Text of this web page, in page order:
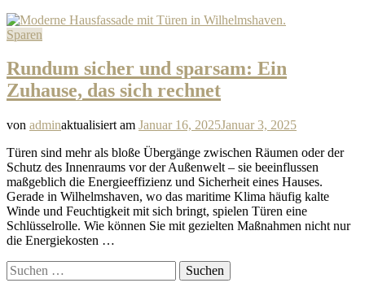
Sparen
Rundum sicher und sparsam: Ein
Zuhause, das sich rechnet
von adminaktualisiert am Januar 16, 2025Januar 3, 2025
Türen sind mehr als bloße Übergänge zwischen Räumen oder der
Schutz des Innenraums vor der Außenwelt – sie beeinflussen
maßgeblich die Energieeffizienz und Sicherheit eines Hauses.
Gerade in Wilhelmshaven, wo das maritime Klima häufig kalte
Winde und Feuchtigkeit mit sich bringt, spielen Türen eine
Schlüsselrolle. Wie können Sie mit gezielten Maßnahmen nicht nur
die Energiekosten …
Suchen
nach: